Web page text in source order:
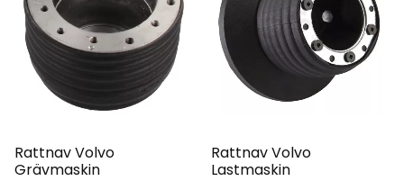
Rattnav Volvo
Grävmaskin
Rattnav Volvo
Lastmaskin